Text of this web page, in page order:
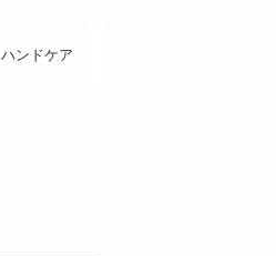
ハンドケア